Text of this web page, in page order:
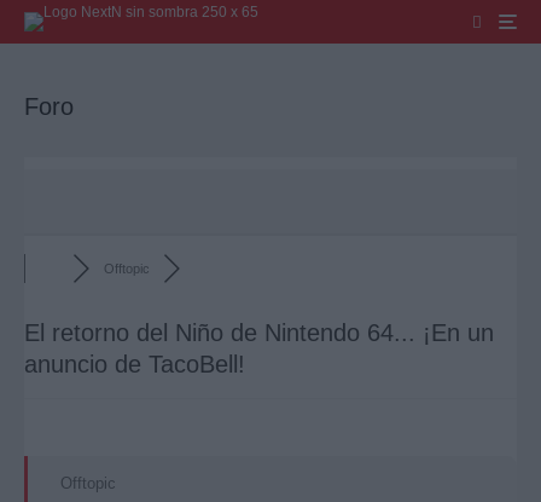
Foro
Offtopic
El retorno del Niño de Nintendo 64... ¡En un
anuncio de TacoBell!
Offtopic